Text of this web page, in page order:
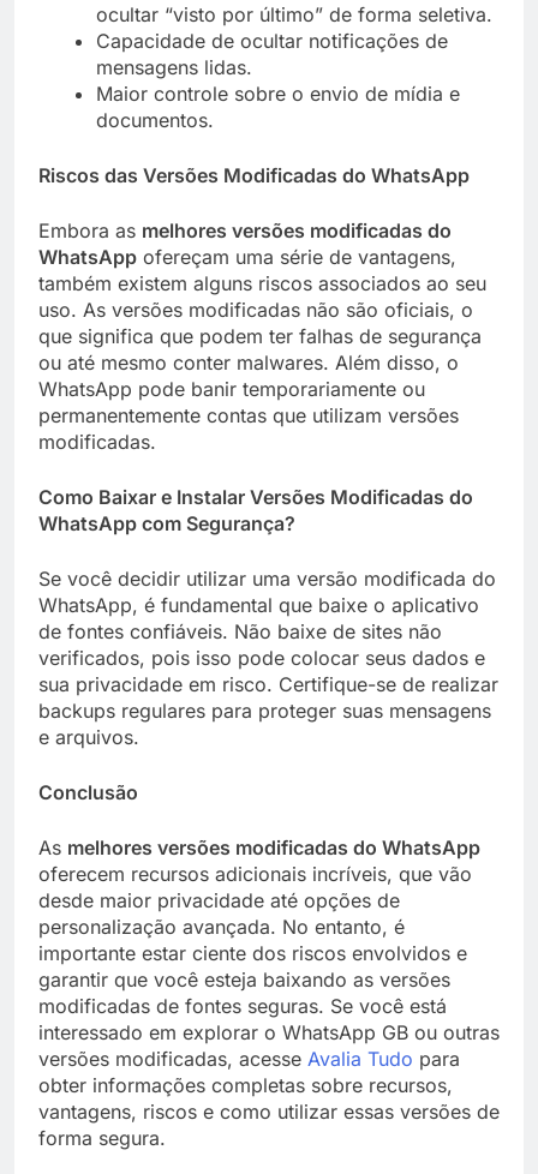
ocultar “visto por último” de forma seletiva.
Capacidade de ocultar notificações de
mensagens lidas.
Maior controle sobre o envio de mídia e
documentos.
Riscos das Versões Modificadas do WhatsApp
Embora as melhores versões modificadas do
WhatsApp ofereçam uma série de vantagens,
também existem alguns riscos associados ao seu
uso. As versões modificadas não são oficiais, o
que significa que podem ter falhas de segurança
ou até mesmo conter malwares. Além disso, o
WhatsApp pode banir temporariamente ou
permanentemente contas que utilizam versões
modificadas.
Como Baixar e Instalar Versões Modificadas do
WhatsApp com Segurança?
Se você decidir utilizar uma versão modificada do
WhatsApp, é fundamental que baixe o aplicativo
de fontes confiáveis. Não baixe de sites não
verificados, pois isso pode colocar seus dados e
sua privacidade em risco. Certifique-se de realizar
backups regulares para proteger suas mensagens
e arquivos.
Conclusão
As melhores versões modificadas do WhatsApp
oferecem recursos adicionais incríveis, que vão
desde maior privacidade até opções de
personalização avançada. No entanto, é
importante estar ciente dos riscos envolvidos e
garantir que você esteja baixando as versões
modificadas de fontes seguras. Se você está
interessado em explorar o WhatsApp GB ou outras
versões modificadas, acesse Avalia Tudo para
obter informações completas sobre recursos,
vantagens, riscos e como utilizar essas versões de
forma segura.